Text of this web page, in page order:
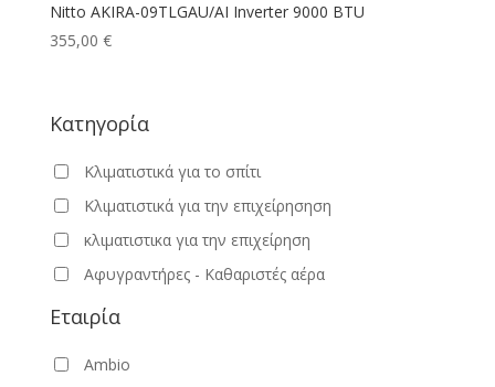
Nitto AKIRA-09TLGAU/AI Inverter 9000 BTU
355,00 €
Κατηγορία
Κλιματιστικά για το σπίτι
Κλιματιστικά για την επιχείρησηση
κλιματιστικα για την επιχείρηση
Αφυγραντήρες - Καθαριστές αέρα
Εταιρία
Ambio